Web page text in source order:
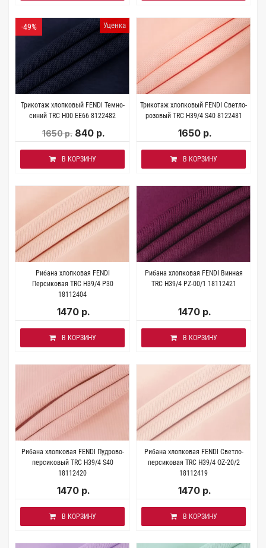
Уценка
-49%
Трикотаж хлопковый FENDI Темно-
синий TRC H00 EE66 8122482
1650 р. 840 р.
В КОРЗИНУ
Трикотаж хлопковый FENDI Светло-
розовый TRC H39/4 S40 8122481
1650 р.
В КОРЗИНУ
Рибана хлопковая FENDI
Персиковая TRC H39/4 P30
18112404
1470 р.
В КОРЗИНУ
Рибана хлопковая FENDI Винная
TRC H39/4 PZ-00/1 18112421
1470 р.
В КОРЗИНУ
Рибана хлопковая FENDI Пудрово-
персиковый TRC H39/4 S40
18112420
1470 р.
В КОРЗИНУ
Рибана хлопковая FENDI Светло-
персиковая TRC H39/4 OZ-20/2
18112419
1470 р.
В КОРЗИНУ